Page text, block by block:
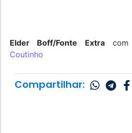
Elder Boff/Fonte Extracom
Coutinho
Compartilhar: